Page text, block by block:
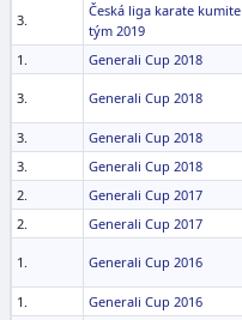
3.
Česká liga karate kumite
tým 2019
1. Generali Cup 2018
3. Generali Cup 2018
3. Generali Cup 2018
3.
Generali Cup 2018
2.
Generali Cup 2017
2.
Generali Cup 2017
1. Generali Cup 2016
1. Generali Cup 2016